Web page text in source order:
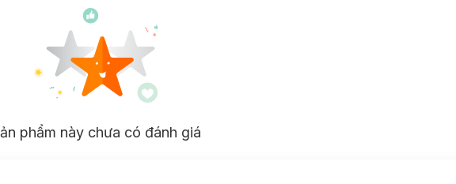
phẩm này chưa có đánh giá